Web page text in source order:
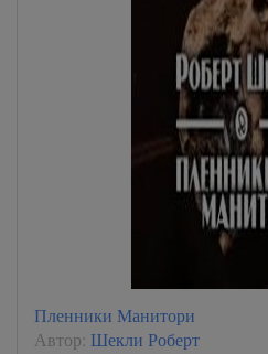
Пленники Манитори
Автор: Шекли Роберт